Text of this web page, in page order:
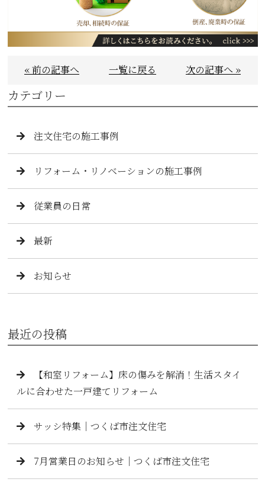
« 前の記事へ 一覧に戻る 次の記事へ »
カテゴリー
注文住宅の施工事例
リフォーム・リノベーションの施工事例
従業員の日常
最新
お知らせ
最近の投稿
【和室リフォーム】床の傷みを解消！生活スタイ
ルに合わせた一戸建てリフォーム
サッシ特集｜つくば市注文住宅
7月営業日のお知らせ｜つくば市注文住宅